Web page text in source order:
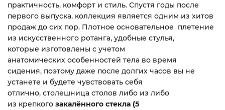
практичность, комфорт и стиль. Спустя годы после
первого выпуска, коллекция является одним из хитов
продаж до сих пор. Плотное основательное плетение
из искусственного ротанга, удобные стулья,
которые изготовлены с учетом
анатомических особенностей тела во время
сидения, поэтому даже после долгих часов вы не
устанете и будете чувствовать себя
отлично, столешница cтолов либо из либо
из крепкого закалённого стекла (5